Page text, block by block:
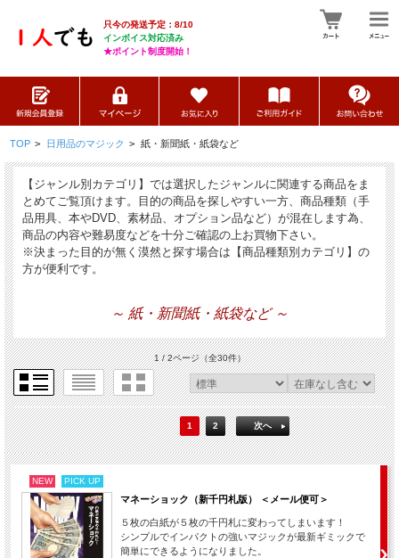
只今の発送予定：8/10
インボイス対応済み
★ポイント制度開始！
TOP > 日用品のマジック > 紙・新聞紙・紙袋など
【ジャンル別カテゴリ】では選択したジャンルに関連する商品をま
とめてご覧頂けます。目的の商品を探しやすい一方、商品種類（手
品用具、本やDVD、素材品、オプション品など）が混在します為、
商品の内容や難易度などを十分ご確認の上お買物下さい。
※決まった目的が無く漠然と探す場合は【商品種類別カテゴリ】の
方が便利です。
～ 紙・新聞紙・紙袋など ～
1 / 2ページ（全30件）
1 2 次へ
NEW PICK UP
マネーショック（新千円札版） ＜メール便可＞
５枚の白紙が５枚の千円札に変わってしまいます！
シンプルでインパクトの強いマジックが最新ギミックで
簡単にできるようになりました。